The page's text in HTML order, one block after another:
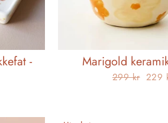
- Marigold
Opprinnelig
299 kr 229